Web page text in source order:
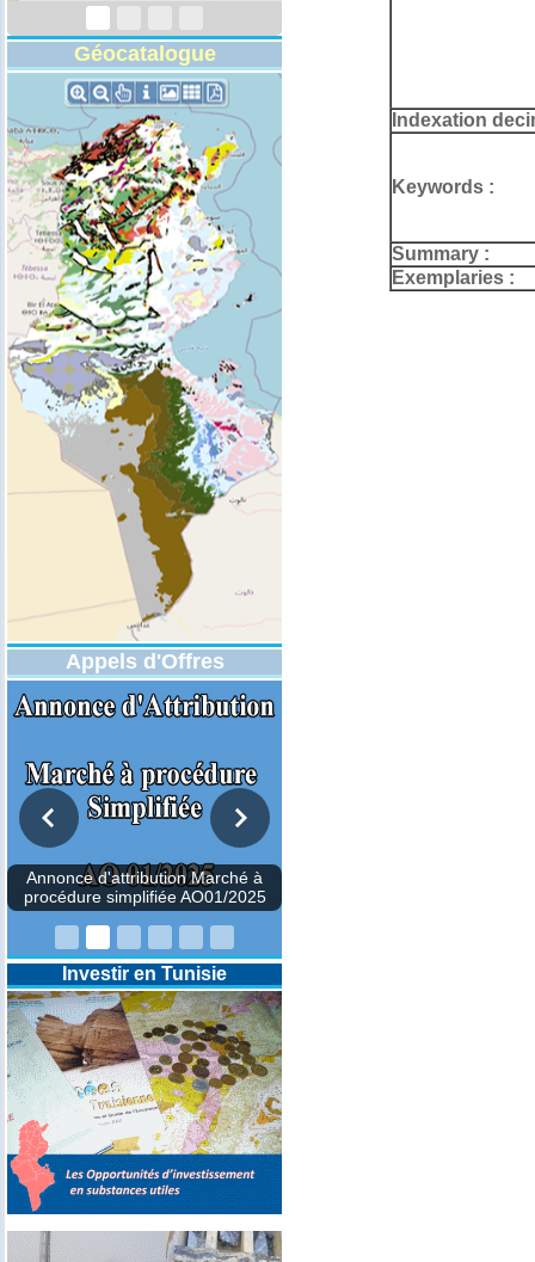
Géocatalogue
Appels d'Offres
Annonce d'attribution Marché à
procédure simplifiée AO01/2025
Investir en Tunisie
Indexation
Keywords :
Summary :
Exemplaries :